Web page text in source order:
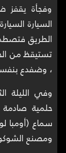
وفجأة
السيارة
الطريق
تستيقظ من
، وضفدع
حلمية
سماع (أومبا
ومصنع